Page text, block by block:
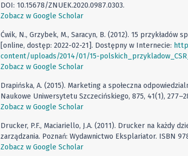
DOI: 10.15678/ZNUEK.2020.0987.0303.
Zobacz w Google Scholar
Ćwik, N., Grzybek, M., Saracyn, B. (2012). 15 przykładów
[online, dostęp: 2022-02-21]. Dostępny w Internecie:
content/uploads/2014/01/15-
Zobacz w Google Scholar
Drapińska, A. (2015). Marketing a społeczna
Naukowe Uniwersytetu Szczecińskiego, 875, 41(1),
Zobacz w Google Scholar
Drucker, P.F., Maciariello, J.A. (2011). Drucker na każdy
zarządzania. Poznań: Wydawnictwo Eksplariator. ISBN
Zobacz w Google Scholar